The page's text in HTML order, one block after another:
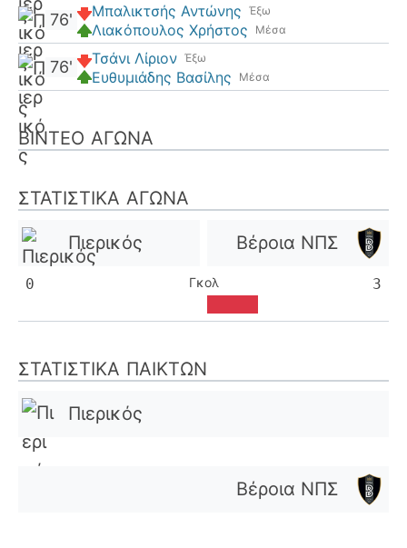
Έξω
Μπαλικτσής Αντώνης
Μέσα
Λιακόπουλος Χρήστος
76'
Έξω
Τσάνι Λίριον
Μέσα
Ευθυμιάδης Βασίλης
76'
ΒΊΝΤΕΟ ΑΓΏΝΑ
ΣΤΑΤΙΣΤΙΚΆ ΑΓΏΝΑ
Πιερικός Βέροια ΝΠΣ
0 Γκολ 3
ΣΤΑΤΙΣΤΙΚΆ ΠΑΙΚΤΏΝ
Πιερικός
Βέροια ΝΠΣ